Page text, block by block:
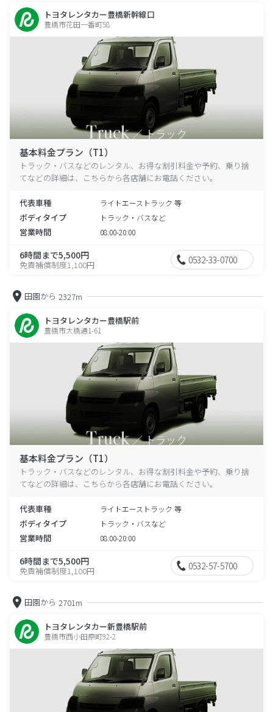
トヨタレンタカー豊橋新幹線口
豊橋市花田一番町58
基本料金プラン（T1）
トラック・バスなどのレンタル、お得な割引料金や予約、乗り捨
てなどの詳細は、こちらから各店舗にお電話ください。
代表車種 ライトエーストラック 等
ボディタイプ トラック・バスなど
営業時間 08:00-20:00
6時間まで5,500円
免責補償制度1,100円 0532-33-0700
田園から 2327m
トヨタレンタカー豊橋駅前
豊橋市大橋通1-61
基本料金プラン（T1）
トラック・バスなどのレンタル、お得な割引料金や予約、乗り捨
てなどの詳細は、こちらから各店舗にお電話ください。
代表車種 ライトエーストラック 等
ボディタイプ トラック・バスなど
営業時間 08:00-20:00
6時間まで5,500円
免責補償制度1,100円 0532-57-5700
田園から 2701m
トヨタレンタカー新豊橋駅前
豊橋市西小田原町92-2